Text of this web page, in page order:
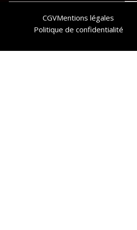
CGVMentions légales
Politique de confidentialité